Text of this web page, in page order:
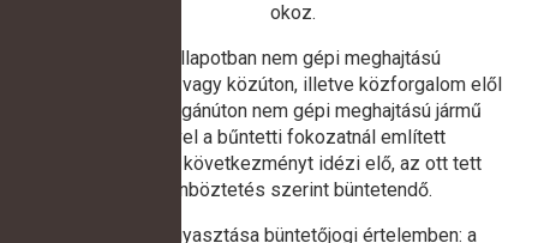
okoz.
Aki ittas állapotban nem gépi meghajtású
úszólétesítmény vagy közúton, illetve közforgalom elől
el nem zárt magánúton nem gépi meghajtású jármű
vezetésével a bűntetti fokozatnál említett
meghatározott következményt idézi elő, az ott tett
megkülönböztetés szerint büntetendő.
Az alkohol fogyasztása büntetőjogi értelemben: a